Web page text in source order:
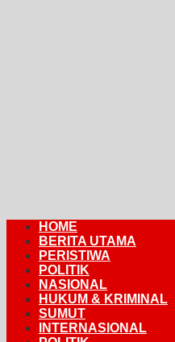
HOME
BERITA UTAMA
PERISTIWA
POLITIK
NASIONAL
HUKUM & KRIMINAL
SUMUT
INTERNASIONAL